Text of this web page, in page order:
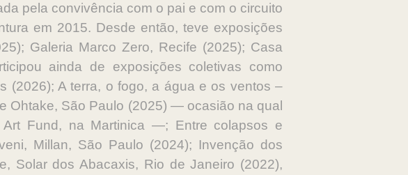
pela convivência com o pai e com o circuito
em 2015. Desde então, teve exposições
Galeria Marco Zero, Recife (2025); Casa
ainda de exposições coletivas como
(2026); A terra, o fogo, a água e os ventos –
Ohtake, São Paulo (2025) — ocasião na qual
Art Fund, na Martinica —; Entre colapsos e
Millan, São Paulo (2024); Invenção dos
Solar dos Abacaxis, Rio de Janeiro (2022),